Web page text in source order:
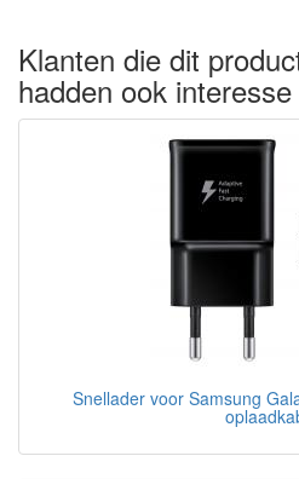
Klanten die dit
hadden ook interesse
Snellader voor Samsung